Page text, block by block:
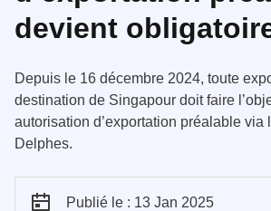
devient
Depuis le 16 décembre 2024, toute
destination de Singapour doit faire
autorisation d’exportation préalable via
Delphes.
Publié le : 13 Jan 2025